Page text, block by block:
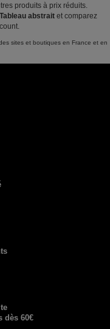
produits à prix réduits.
abstrait et comparez
sites et boutiques en France et en
dès 60€